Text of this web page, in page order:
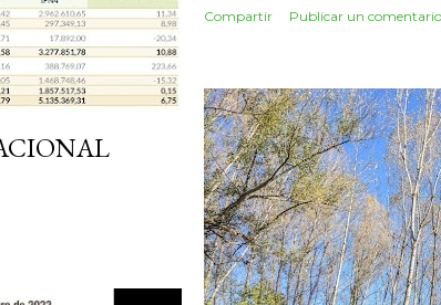
Compartir Publicar un comentario